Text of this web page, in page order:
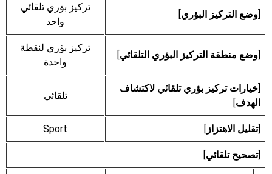
[وضع التركيز البؤري]
تركيز بؤري تلقائي
واحد
[وضع منطقة التركيز البؤري التلقائي]
تركيز بؤري لنقطة
واحدة
[خيارات تركيز بؤري تلقائي لاكتشاف
الهدف]
تلقائي
[تقليل الاهتزاز ]
Sport
[تصحيح تلقائي]